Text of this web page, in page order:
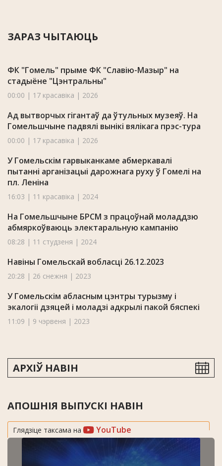
ЗАРАЗ ЧЫТАЮЦЬ
ФК "Гомель" прыме ФК "Славію-Мазыр" на
стадыёне "Цэнтральны"
00:00 | 17 красавіка | 2026
Ад вытворчых гігантаў да ўтульных музеяў. На
Гомельшчыне падвялі вынікі вялікага прэс-тура
00:00 | 17 красавіка | 2026
У Гомельскім гарвыканкаме абмеркавалі
пытанні арганізацыі дарожнага руху ў Гомелі на
пл. Леніна
16:03 | 11 красавіка | 2024
На Гомельшчыне БРСМ з працоўнай моладдзю
абмяркоўваюць электаральную кампанію
08:28 | 11 студзеня | 2024
Навіны Гомельскай вобласці 26.12.2023
20:28 | 26 снежня | 2023
У Гомельскім абласным цэнтры турызму і
экалогіі дзяцей і моладзі адкрылі пакой бяспекі
11:09 | 9 чэрвеня | 2023
АРХІЎ НАВІН
АПОШНІЯ ВЫПУСКІ НАВІН
Глядзіце таксама на YouTube